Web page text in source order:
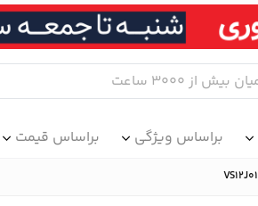
براساس ویژگی براساس قیمت